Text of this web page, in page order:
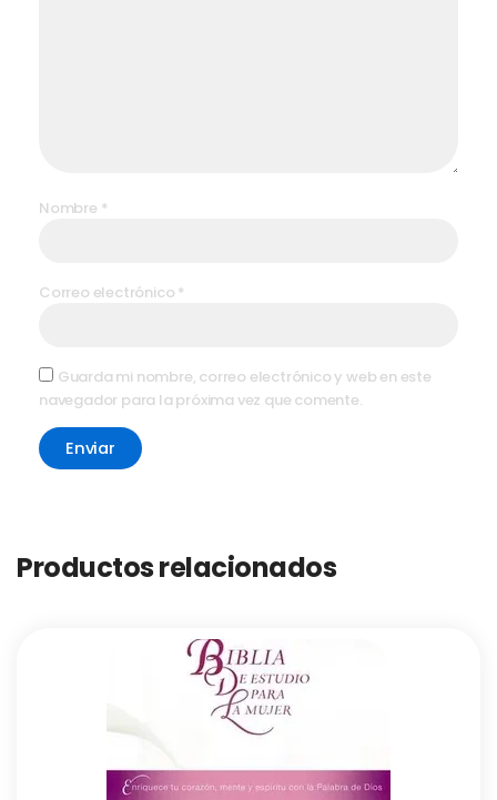
Nombre *
Correo electrónico *
Guarda mi nombre, correo electrónico y web en este
navegador para la próxima vez que comente.
Productos relacionados